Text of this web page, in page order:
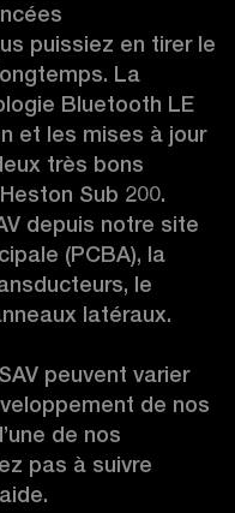
puissiez en tirer le
La
Bluetooth LE
et les mises à jour
très bons
Sub 200.
depuis notre site
(PCBA), la
le
latéraux.
peuvent varier
de nos
de nos
pas à suivre